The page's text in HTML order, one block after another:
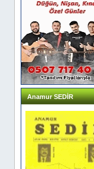
Anamur SEDİR